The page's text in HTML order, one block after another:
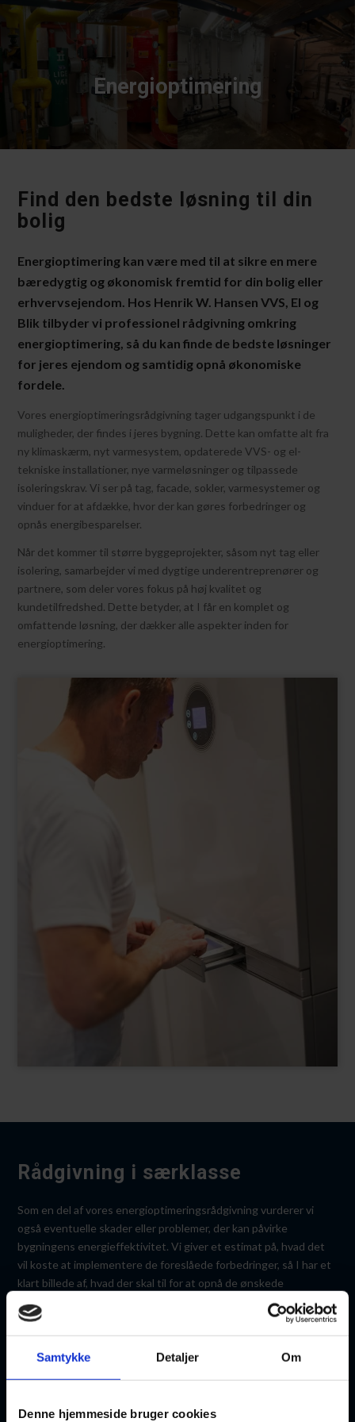
Samtykke Detaljer Om
Denne hjemmeside bruger cookies
Energioptimering
Find den bedste løsning til din
bolig
Energioptimering kan være med til at sikre en mere
bæredygtig og økonomisk fremtid for din bolig eller
erhvervsejendom. Hos Henrik W. Hansen VVS, El og
Blik tilbyder vi professionel rådgivning omkring
energioptimering, så du kan finde de bedste løsninger
for jeres ejendom og samtidig opnå økonomiske
fordele.
Vores energioptimeringsrådgivning tager udgangspunkt i de
muligheder, der findes i jeres bygning. Dette kan omfatte alt fra
ny klimaskærm, nyt varmesystem, opdaterede VVS- og el-
tekniske installationer, nye varmeløsninger og tilpassede
isoleringskrav. Vi ser på tag, facade, sokler, varmesystemer og
vinduer for at afdække, hvor der kan gøres forbedringer og
opnås energibesparelser.
Når det kommer til større byggeprojekter, såsom nyt tag eller
isolering, samarbejder vi med dygtige underentreprenører og
partnere, som deler vores fokus på høj kvalitet og
kundetilfredshed. Dette betyder, at I får en komplet og
omfattende løsning, der dækker alle aspekter inden for
energioptimering.
Rådgivning i særklasse
Som en del af vores energioptimerings­rådgivning vurderer vi
også eventuelle skader eller problemer, der kan påvirke
bygningens energieffektivitet. Vi giver et estimat på, hvad det
vil koste at implementere de foreslåede forbedringer, så I har et
klart billede af, hvad der skal til for at opnå de ønskede
energibesparelser.
energioptimering og bæredygtige løsninger. Vi arbejder tæt
sammen med jer og vores samarbejdspartnere for at sikre, at I